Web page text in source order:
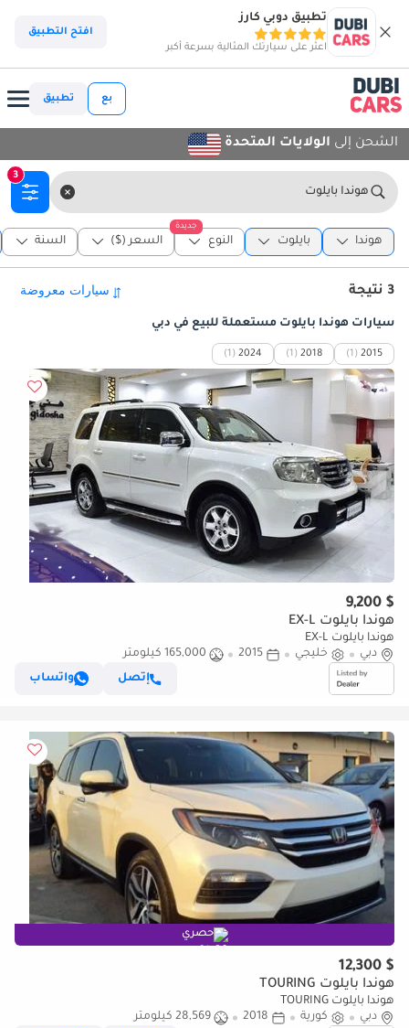
تطبيق دوبي كارز
اعثر على سيارتك المثالية بسرعة أكبر
افتح التطبيق
بع تطبيق
الشحن إلى الولايات المتحدة
هوندا بايلوت
3
هوندا بايلوت
جديدة
النوع السعر ($) السنة
3 نتيجة
سيارات هوندا بايلوت مستعملة للبيع في دبي
2015
(1)
2018
(1)
2024
(1)
$ 9,200
هوندا بايلوت EX-L
هوندا بايلوت EX-L
دبي
خليجي 2015
165,000 كيلومتر
إتصل
واتساب
حصري
$ 12,300
هوندا بايلوت TOURING
هوندا بايلوت TOURING
دبي
كورية 2018
28,569 كيلومتر